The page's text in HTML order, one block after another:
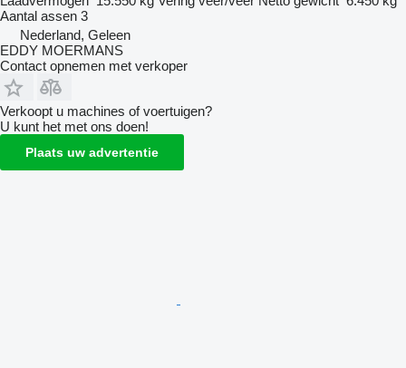
Aantal assen 3
Nederland, Geleen
EDDY MOERMANS
Contact opnemen met verkoper
Verkoopt u machines of voertuigen?
U kunt het met ons doen!
Plaats uw advertentie